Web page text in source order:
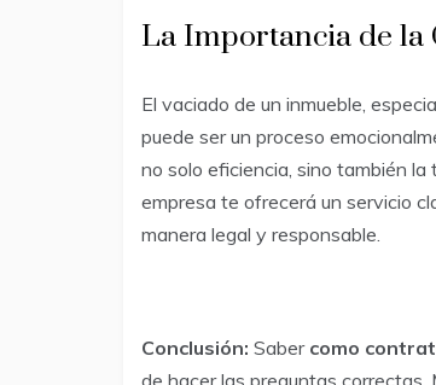
La Importancia de la
El vaciado de un inmueble,
puede ser un proceso
no solo eficiencia, sino también
empresa te ofrecerá un servicio
manera legal y responsable.
Conclusión: Saber como